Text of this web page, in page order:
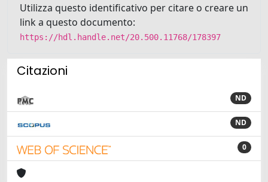
Utilizza questo identificativo per citare o creare un
link a questo documento:
https://hdl.handle.net/20.500.11768/178397
Citazioni
ND
ND
0